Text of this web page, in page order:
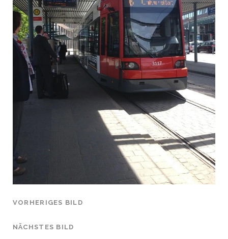
VORHERIGES BILD
NÄCHSTES BILD